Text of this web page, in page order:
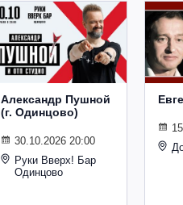
Александр Пушной
(г. Одинцово)
30.10.2026 20:00
Руки Вверх! Бар
Одинцово